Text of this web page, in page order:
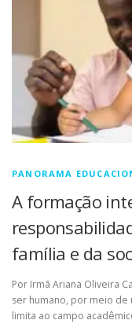
PANORAMA
A formação
família e da
Por Irmã Ariana Oliveira
ser humano, por meio
limita ao campo